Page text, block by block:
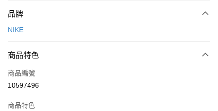
台灣樂天信用卡公司
【關於「AFTEE先享後付」】
便利好安心！
３．安心：先確認商品／服務後，再付款。
【「AFTEE先享後付」結帳流程】
１．於結帳方式選擇「AFTEE先享後付」後，將跳轉至「AFTEE先享後付」
２．訂單成立數日內，您將收到繳費通知簡訊。
運送方式
每筆NT$100，滿NT$1,500(含以上)免運費
宅配
每筆NT$100，滿NT$1,500(含以上)免運費
付款後門市自取
品牌
NIKE
商品特色
商品編號
10597496
商品特色